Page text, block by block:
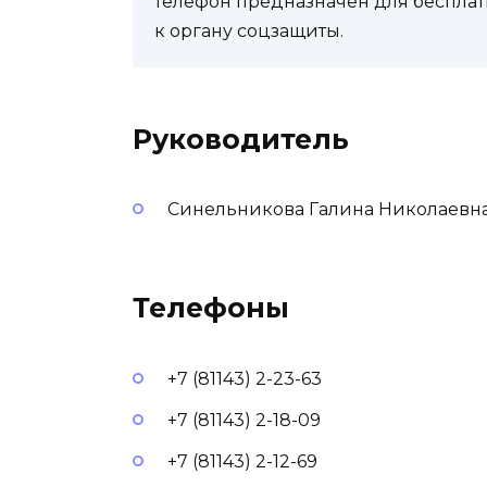
к органу соцзащиты.
Руководитель
Синельникова Галина
Телефоны
+7 (81143) 2-23-63
+7 (81143) 2-18-09
+7 (81143) 2-12-69